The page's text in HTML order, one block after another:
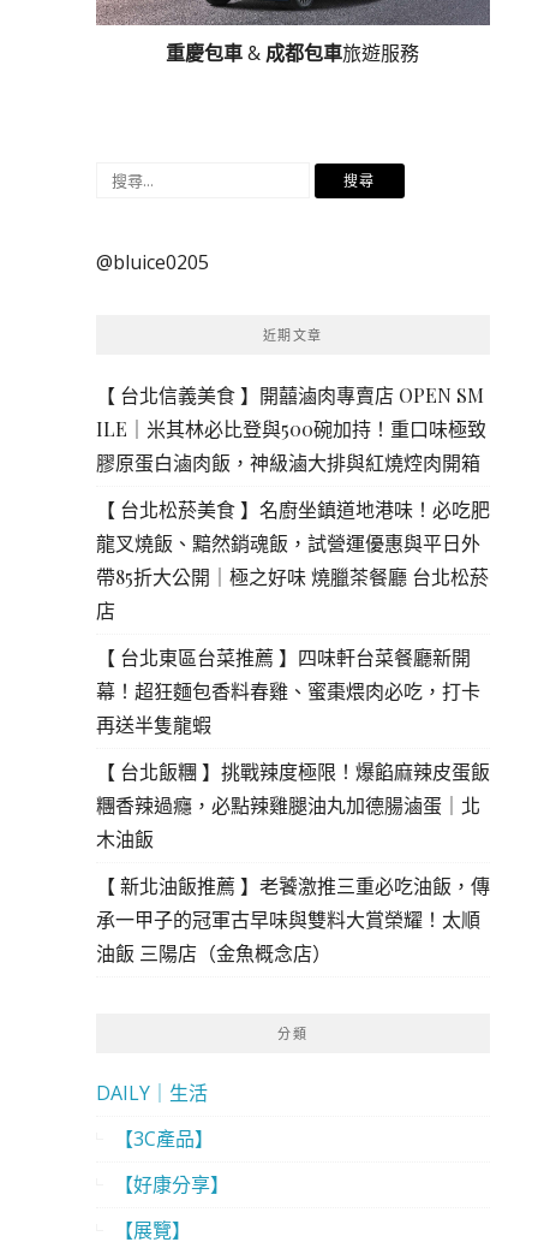
重慶包車& 成都包車旅遊服務
搜
鍵
@bluice0205
近期文章
【 台北信義美食 】開囍滷肉專賣店 OPEN SM
ILE｜米其林必比登與500碗加持！重口味極致
膠原蛋白滷肉飯，神級滷大排與紅燒焢肉開箱
【 台北松菸美食 】名廚坐鎮道地港味！必吃肥
龍叉燒飯、黯然銷魂飯，試營運優惠與平日外
帶85折大公開｜極之好味 燒臘茶餐廳 台北松菸
店
【 台北東區台菜推薦 】四味軒台菜餐廳新開
幕！超狂麵包香料春雞、蜜棗煨肉必吃，打卡
再送半隻龍蝦
【 台北飯糰 】挑戰辣度極限！爆餡麻辣皮蛋飯
糰香辣過癮，必點辣雞腿油丸加德腸滷蛋｜北
木油飯
【 新北油飯推薦 】老饕激推三重必吃油飯，傳
承一甲子的冠軍古早味與雙料大賞榮耀！太順
油飯 三陽店（金魚概念店）
分類
DAILY｜生活
【3C產品】
【好康分享】
【展覽】